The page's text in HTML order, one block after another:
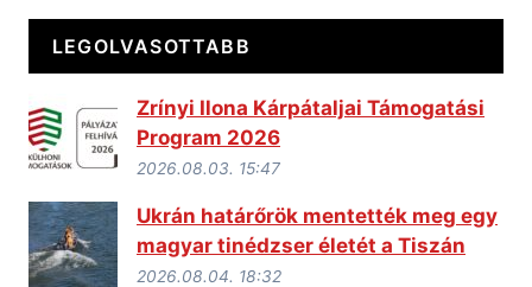
LEGOLVASOTTABB
Zrínyi Ilona Kárpátaljai Támogatási
Program 2026
2026.08.03. 15:47
Ukrán határőrök mentették meg egy
magyar tinédzser életét a Tiszán
2026.08.04. 18:32